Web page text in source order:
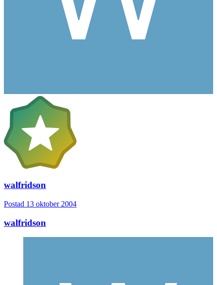
walfridson
Postad 13 oktober 2004
walfridson